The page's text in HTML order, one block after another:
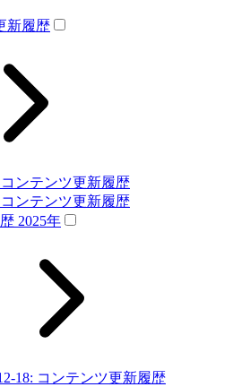
新履歴
コンテンツ更新履歴
コンテンツ更新履歴
2025年
18: コンテンツ更新履歴